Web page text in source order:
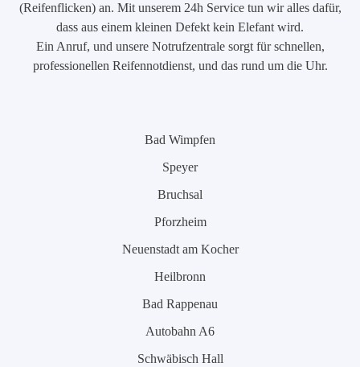
(Reifenflicken) an. Mit unserem 24h Service tun wir alles dafür,
dass aus einem kleinen Defekt kein Elefant wird.
Ein Anruf, und unsere Notrufzentrale sorgt für schnellen,
professionellen Reifennotdienst, und das rund um die Uhr.
Bad Wimpfen
Speyer
Bruchsal
Pforzheim
Neuenstadt am Kocher
Heilbronn
Bad Rappenau
Autobahn A6
Schwäbisch Hall